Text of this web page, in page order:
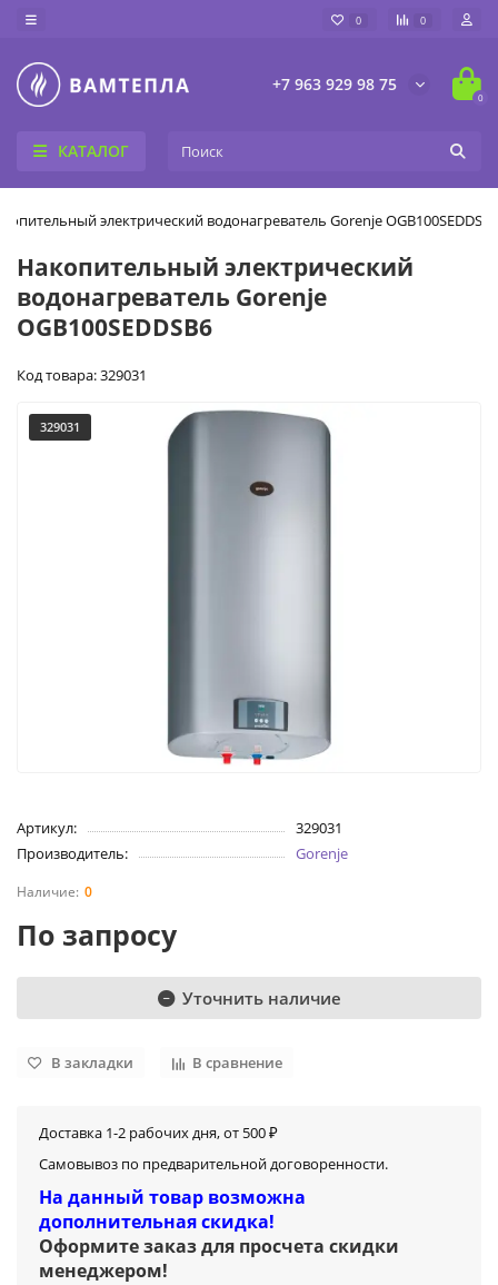
0 0
+7 963 929 98 75
0
КАТАЛОГ
электрический водонагреватель Gorenje OGB100SEDDSB6
Накопительный электрический
водонагреватель Gorenje
OGB100SEDDSB6
Код товара: 329031
329031
Артикул:
329031
Производитель:
Gorenje
0
По запросу
Уточнить наличие
В закладки В сравнение
Доставка 1-2 рабочих дня, от 500 ₽
Самовывоз по предварительной договоренности.
На данный товар возможна
дополнительная скидка!
Оформите заказ для просчета скидки
менеджером!